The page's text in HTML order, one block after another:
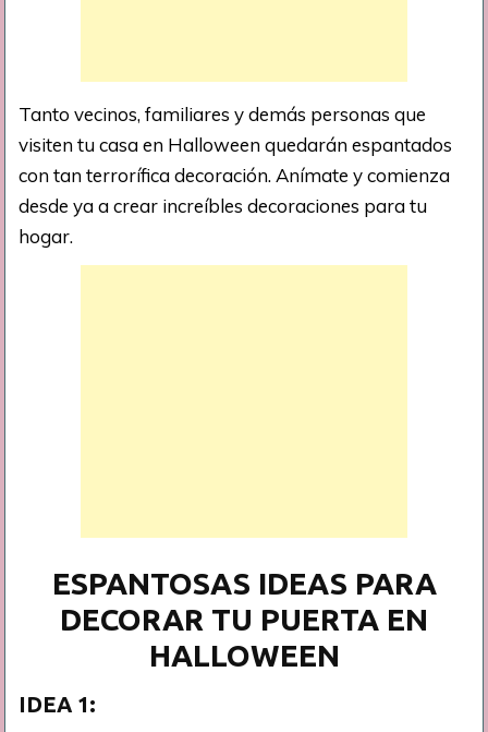
Tanto vecinos, familiares y demás personas que
visiten tu casa en Halloween quedarán espantados
con tan terrorífica decoración. Anímate y comienza
desde ya a crear increíbles decoraciones para tu
hogar.
ESPANTOSAS IDEAS PARA
DECORAR TU PUERTA EN
HALLOWEEN
IDEA 1: